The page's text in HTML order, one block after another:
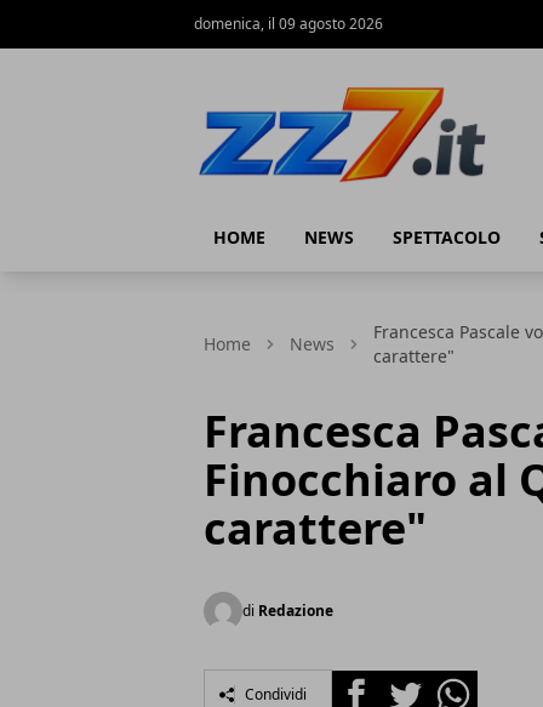
domenica, il 09 agosto 2026
HOME NEWS SPETTACOLO
Home News
Francesca Pascale
carattere"
Francesca
Finocchiaro al
carattere"
di Redazione
Condividi FacebookTwitterWhatsapp